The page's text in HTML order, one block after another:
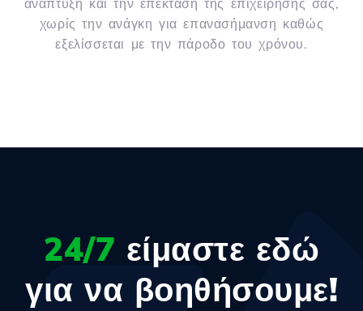
ανάπτυξη και την επέκταση της επιχείρησής σας,
χωρίς την ανάγκη για επανασήμανση καθώς
εξελίσσεται με την πάροδο του χρόνου.
24/7 είμαστε εδώ
για να βοηθήσουμε!